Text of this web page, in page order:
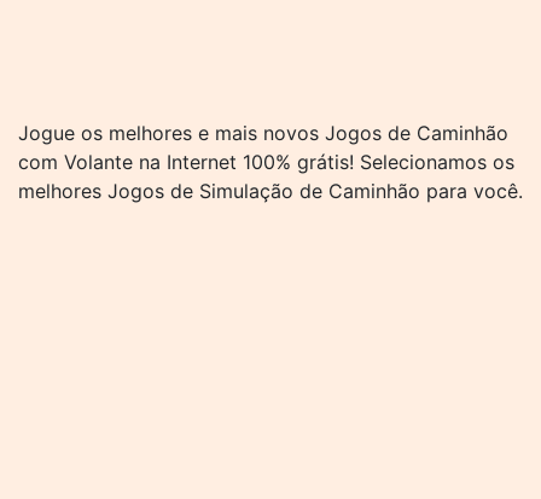
Jogue os melhores e mais novos Jogos de Caminhão
com Volante na Internet 100% grátis! Selecionamos os
melhores Jogos de Simulação de Caminhão para você.